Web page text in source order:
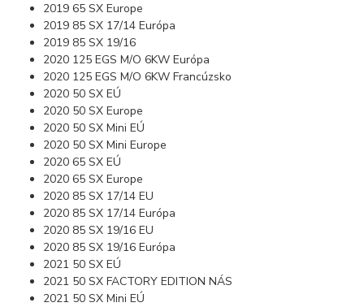
2019 65 SX Europe
2019 85 SX 17/14 Európa
2019 85 SX 19/16
2020 125 EGS M/O 6KW Európa
2020 125 EGS M/O 6KW Francúzsko
2020 50 SX EÚ
2020 50 SX Europe
2020 50 SX Mini EÚ
2020 50 SX Mini Europe
2020 65 SX EÚ
2020 65 SX Europe
2020 85 SX 17/14 EU
2020 85 SX 17/14 Európa
2020 85 SX 19/16 EU
2020 85 SX 19/16 Európa
2021 50 SX EÚ
2021 50 SX FACTORY EDITION NÁS
2021 50 SX Mini EÚ